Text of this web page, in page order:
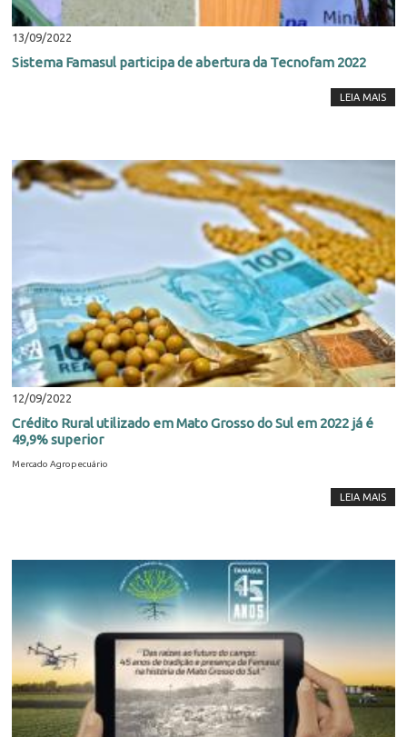
13/09/2022
Sistema Famasul participa de abertura da Tecnofam 2022
LEIA MAIS
12/09/2022
Crédito Rural utilizado em Mato Grosso do Sul em 2022 já é
49,9% superior
Mercado Agropecuário
LEIA MAIS